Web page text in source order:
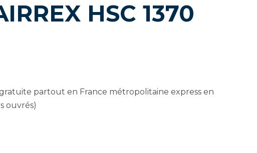
HSC 1370
gratuite partout en France métropolitaine express en
ouvrés)